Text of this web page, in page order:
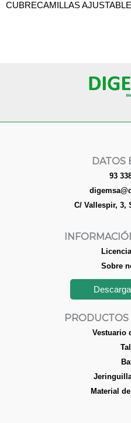
CUBRECAMILLAS
DATOS
93
C/ Vallespir, 3,
Sobre
PRODUCTOS
Vestuario
Material